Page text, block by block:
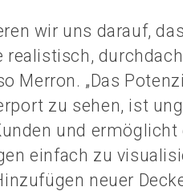
wir uns darauf,
realistisch,
Merron. „Das
zu sehen, ist
und ermöglicht
einfach zu
neuer